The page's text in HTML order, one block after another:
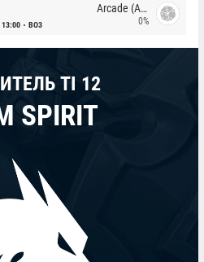
13:00 BO3
Arcade (AU)
0%
TI 12
SPIRIT